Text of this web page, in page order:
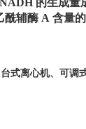
的生成量
辅酶 A 含量的
式离心机、可调